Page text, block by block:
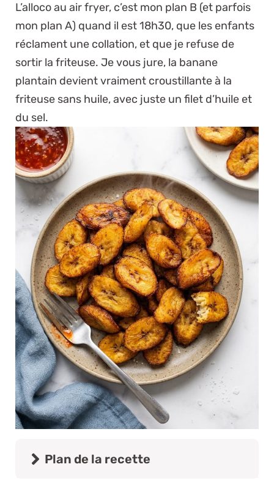
L’alloco au air fryer, c’est mon plan B (et parfois
mon plan A) quand il est 18h30, que les enfants
réclament une collation, et que je refuse de
sortir la friteuse. Je vous jure, la banane
plantain devient vraiment croustillante à la
friteuse sans huile, avec juste un filet d’huile et
du sel.
Plan de la recette